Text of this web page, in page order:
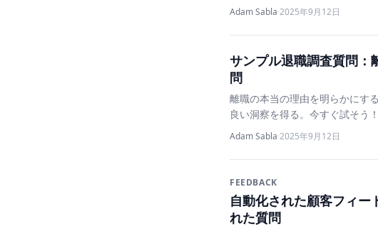
Adam Sabla·2025年9月12日
サンプル退職調査質問：
問
離職の本当の理由を明らかにす
良い洞察を得る。今すぐ試そう！
Adam Sabla·2025年9月12日
FEEDBACK
自動化された顧客フィ
れた質問